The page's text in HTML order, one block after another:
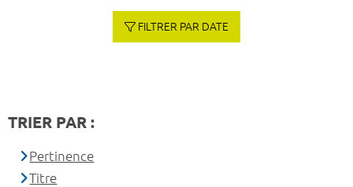
FILTRER PAR DATE
TRIER PAR :
Pertinence
Titre